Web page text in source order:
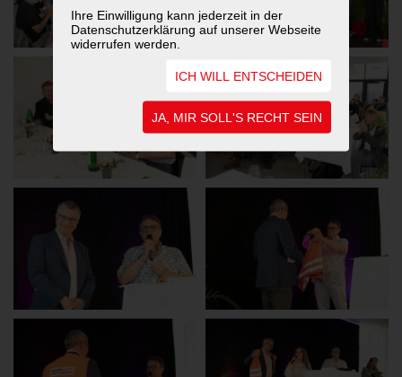
Ihre Einwilligung kann jederzeit in der
Datenschutzerklärung auf unserer Webseite
widerrufen werden.
ICH WILL ENTSCHEIDEN
JA, MIR SOLL'S RECHT SEIN